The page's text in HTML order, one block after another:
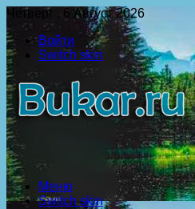
Четверг , 6 Август 2026
Войти
Switch skin
Меню
Switch skin